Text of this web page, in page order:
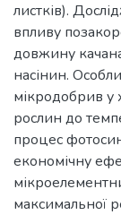
листків).
впливу
довжину
насінин.
мікродобрив у
рослин до
процес
економічну
максимальної